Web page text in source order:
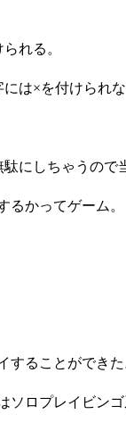
れる。
は×を付けられな
にしちゃうので
るかってゲーム。
することができた
ソロプレイビンゴ